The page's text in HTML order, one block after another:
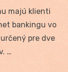
majú klienti
bankingu vo
pre dve
…